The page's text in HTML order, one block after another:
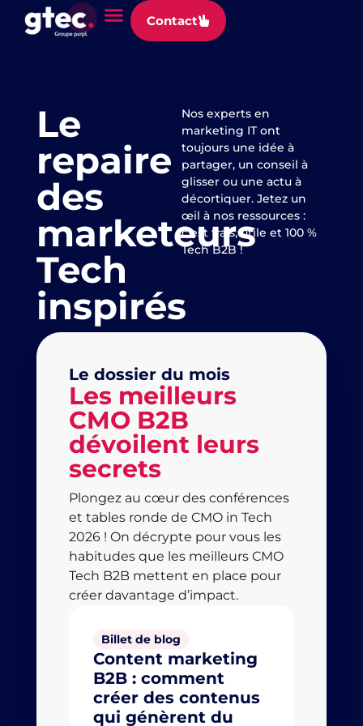
Panneau de gestion des cookies
Contact
Le
repaire
des
marketeurs
Tech
inspirés
Nos experts en
marketing IT ont
toujours une idée à
partager, un conseil à
glisser ou une actu à
décortiquer. Jetez un
œil à nos ressources :
c’est frais, utile et 100 %
Tech B2B !
Le dossier du mois
Les meilleurs
CMO B2B
dévoilent leurs
secrets
Plongez au cœur des conférences
et tables ronde de CMO in Tech
2026 ! On décrypte pour vous les
habitudes que les meilleurs CMO
Tech B2B mettent en place pour
créer davantage d’impact.
Billet de blog
Content marketing
B2B : comment
créer des contenus
qui génèrent du